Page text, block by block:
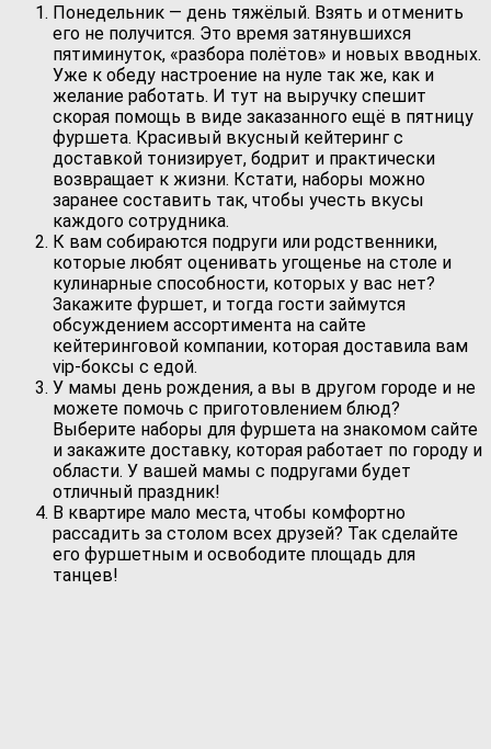
Понедельник — день тяжёлый. Взять и отменить
его не получится. Это время затянувшихся
пятиминуток, «разбора полётов» и новых вводных.
Уже к обеду настроение на нуле так же, как и
желание работать. И тут на выручку спешит
скорая помощь в виде заказанного ещё в пятницу
фуршета. Красивый вкусный кейтеринг с
доставкой тонизирует, бодрит и практически
возвращает к жизни. Кстати, наборы можно
заранее составить так, чтобы учесть вкусы
каждого сотрудника.
К вам собираются подруги или родственники,
которые любят оценивать угощенье на столе и
кулинарные способности, которых у вас нет?
Закажите фуршет, и тогда гости займутся
обсуждением ассортимента на сайте
кейтеринговой компании, которая доставила вам
vip-боксы с едой.
У мамы день рождения, а вы в другом городе и не
можете помочь с приготовлением блюд?
Выберите наборы для фуршета на знакомом сайте
и закажите доставку, которая работает по городу и
области. У вашей мамы с подругами будет
отличный праздник!
В квартире мало места, чтобы комфортно
рассадить за столом всех друзей? Так сделайте
его фуршетным и освободите площадь для
танцев!